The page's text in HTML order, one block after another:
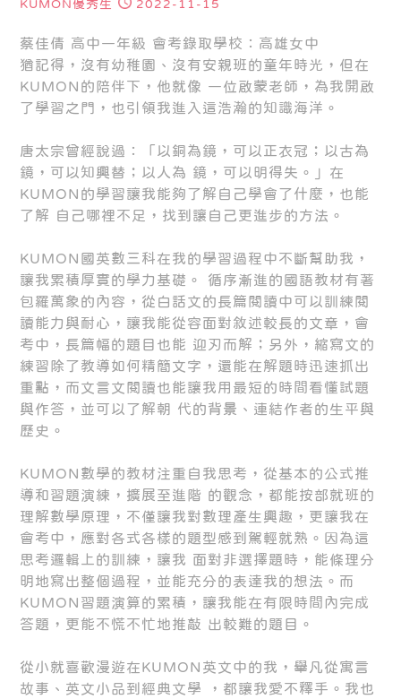
KUMON優秀生 2022-11-15
蔡佳倩 高中一年級 會考錄取學校：高雄女中
猶記得，沒有幼稚園、沒有安親班的童年時光，但在
KUMON的陪伴下，他就像 一位啟蒙老師，為我開啟
了學習之門，也引領我進入這浩瀚的知識海洋。
唐太宗曾經說過：「以銅為鏡，可以正衣冠；以古為
鏡，可以知興替；以人為 鏡，可以明得失。」在
KUMON的學習讓我能夠了解自己學會了什麼，也能
了解 自己哪裡不足，找到讓自己更進步的方法。
KUMON國英數三科在我的學習過程中不斷幫助我，
讓我累積厚實的學力基礎。 循序漸進的國語教材有著
包羅萬象的內容，從白話文的長篇閱讀中可以訓練閱
讀能力與耐心，讓我能從容面對敘述較長的文章，會
考中，長篇幅的題目也能 迎刃而解；另外，縮寫文的
練習除了教導如何精簡文字，還能在解題時迅速抓出
重點，而文言文閱讀也能讓我用最短的時間看懂試題
與作答，並可以了解朝 代的背景、連結作者的生平與
歷史。
KUMON數學的教材注重自我思考，從基本的公式推
導和習題演練，擴展至進階 的觀念，都能按部就班的
理解數學原理，不僅讓我對數理產生興趣，更讓我在
會考中，應對各式各樣的題型感到駕輕就熟。因為這
思考邏輯上的訓練，讓我 面對非選擇題時，能條理分
明地寫出整個過程，並能充分的表達我的想法。而
KUMON習題演算的累積，讓我能在有限時間內完成
答題，更能不慌不忙地推敲 出較難的題目。
從小就喜歡漫遊在KUMON英文中的我，舉凡從寓言
故事、英文小品到經典文學 ，都讓我愛不釋手。我也